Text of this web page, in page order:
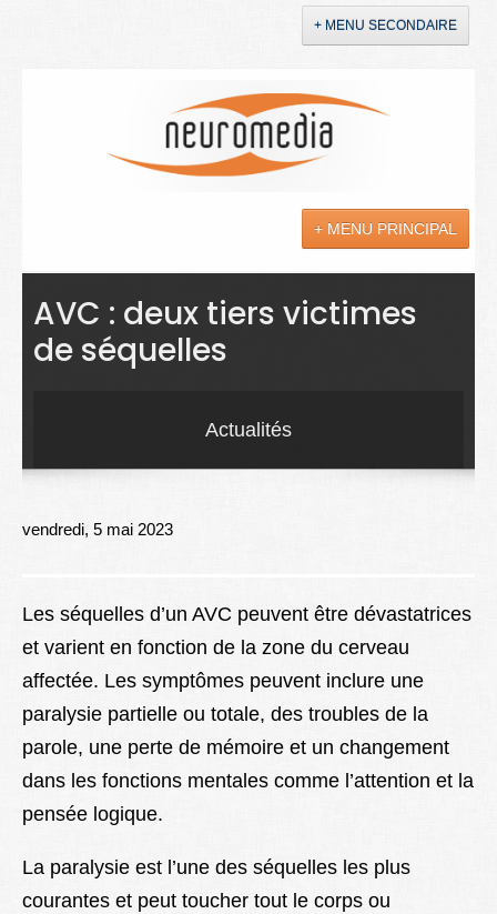
+ MENU SECONDAIRE
+ MENU PRINCIPAL
Actualités
Sciences
Droit
Lexique
AVC : deux tiers victimes
de séquelles
Actualités
vendredi, 5 mai 2023
Les séquelles d’un AVC peuvent être dévastatrices
et varient en fonction de la zone du cerveau
affectée. Les symptômes peuvent inclure une
paralysie partielle ou totale, des troubles de la
parole, une perte de mémoire et un changement
dans les fonctions mentales comme l’attention et la
pensée logique.
La paralysie est l’une des séquelles les plus
courantes et peut toucher tout le corps ou